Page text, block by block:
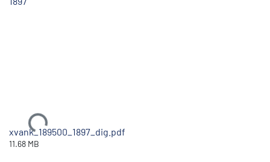
Ladataan...
xvank_189500_1897_dig.pdf
11.68 MB